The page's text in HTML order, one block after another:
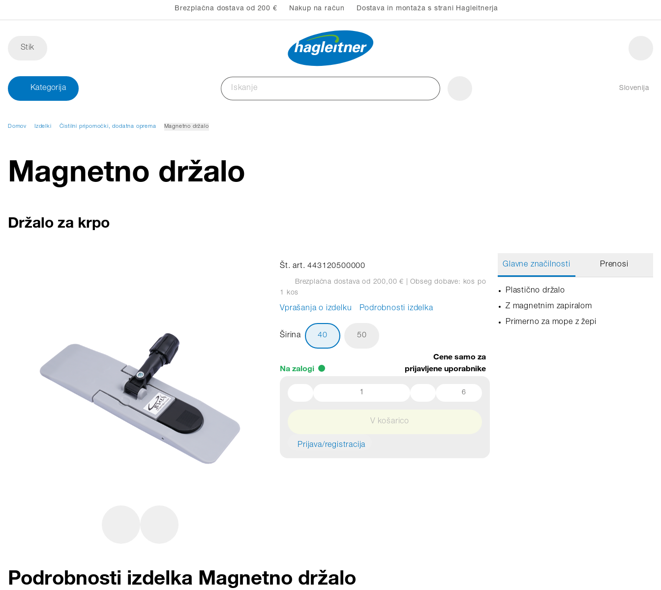
Brezplačna dostava od 200 € Nakup na račun Dostava in montaža s strani Hagleitnerja
Stik
Kategorija Slovenija
Domov Izdelki Čistilni pripomočki, dodatna oprema Magnetno držalo
Magnetno držalo
Držalo za krpo
Št. art. 443120500000
Brezplačna dostava od 200,00 € | Obseg dobave: kos po
1 kos
Vprašanja o izdelku Podrobnosti izdelka
Širina 40 50
Na zalogi
Cene samo za
prijavljene uporabnike
6
V košarico
Prijava/registracija
Glavne značilnosti Prenosi
Plastično držalo
Z magnetnim zapiralom
Primerno za mope z žepi
Podrobnosti izdelka Magnetno držalo